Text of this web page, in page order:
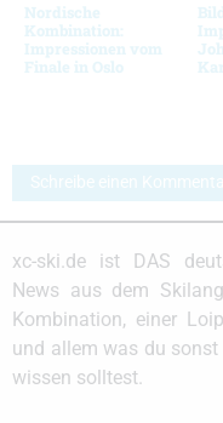
Nordische
Kombination:
Impressionen vom
Finale in Oslo
Schreibe einen
xc-ski.de ist DAS
News aus dem
Kombination, einer
und allem was du
wissen solltest.